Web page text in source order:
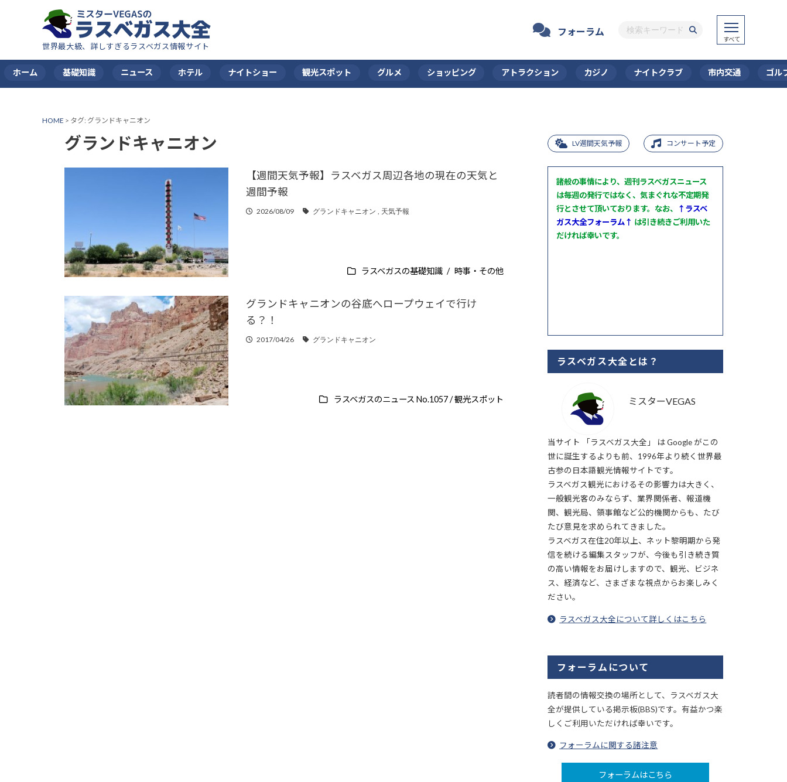
世界最大級、詳しすぎるラスベガス情報サイト
フォーラム
ホーム 基礎知識 ニュース ホテル ナイトショー 観光スポット グルメ ショッピング アトラクション カジノ ナイトクラブ 市内交通 ゴル
HOME > タグ: グランドキャニオン
グランドキャニオン
【週間天気予報】ラスベガス周辺各地の現在の天気と
週間予報
2026/08/09 グランドキャニオン 天気予報
ラスベガスの基礎知識 時事・その他
グランドキャニオンの谷底へロープウェイで行け
る？！
2017/04/26 グランドキャニオン
ラスベガスのニュース No.1057 /観光スポット
LV週間天気予報 コンサート予定
諸般の事情により、週刊ラスベガスニュース
は毎週の発行ではなく、気まぐれな不定期発
行とさせて頂いております。なお、
↑ラスベ
ガス大全フォーラム↑ は引き続きご利用いた
だければ幸いです。
ラスベガス大全とは？
ミスターVEGAS
当サイト 「ラスベガス大全」 は Google がこの
世に誕生するよりも前、1996年より続く世界最
古参の日本語観光情報サイトです。
ラスベガス観光におけるその影響力は大きく、
一般観光客のみならず、業界関係者、報道機
関、観光局、領事館など公的機関からも、たび
たび意見を求められてきました。
ラスベガス在住20年以上、ネット黎明期から発
信を続ける編集スタッフが、今後も引き続き質
の高い情報をお届けしますので、観光、ビジネ
ス、経済など、さまざまな視点からお楽しみく
ださい。
ラスベガス大全について詳しくはこちら
フォーラムについて
読者間の情報交換の場所として、ラスベガス大
全が提供している掲示板(BBS)です。有益かつ楽
しくご利用いただければ幸いです。
フォーラムに関する諸注意
フォーラムはこちら